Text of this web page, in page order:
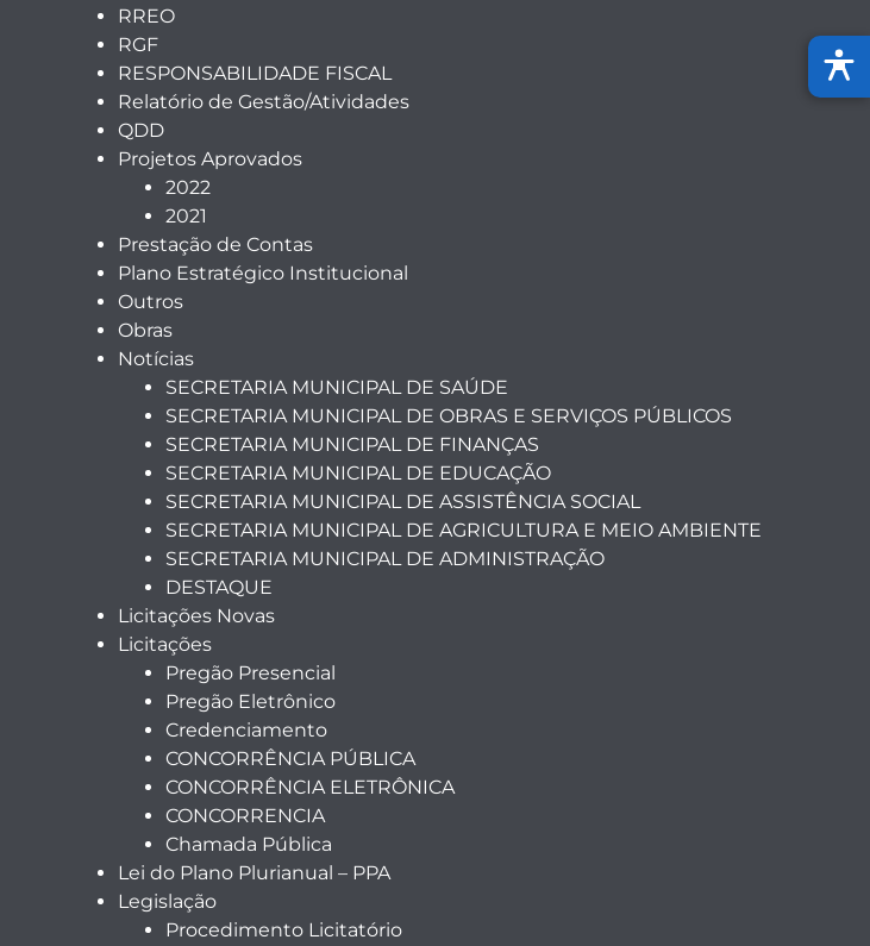
RREO
RGF
RESPONSABILIDADE FISCAL
Relatório de Gestão/Atividades
QDD
Projetos Aprovados
2022
2021
Prestação de Contas
Plano Estratégico Institucional
Outros
Obras
Notícias
SECRETARIA MUNICIPAL DE SAÚDE
SECRETARIA MUNICIPAL DE OBRAS E SERVIÇOS PÚBLICOS
SECRETARIA MUNICIPAL DE FINANÇAS
SECRETARIA MUNICIPAL DE EDUCAÇÃO
SECRETARIA MUNICIPAL DE ASSISTÊNCIA SOCIAL
SECRETARIA MUNICIPAL DE AGRICULTURA E MEIO AMBIENTE
SECRETARIA MUNICIPAL DE ADMINISTRAÇÃO
DESTAQUE
Licitações Novas
Licitações
Pregão Presencial
Pregão Eletrônico
Credenciamento
CONCORRÊNCIA PÚBLICA
CONCORRÊNCIA ELETRÔNICA
CONCORRENCIA
Chamada Pública
Lei do Plano Plurianual – PPA
Legislação
Procedimento Licitatório